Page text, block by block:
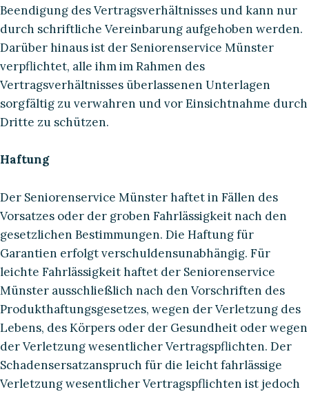
Beendigung des Vertragsverhältnisses und kann nur
durch schriftliche Vereinbarung aufgehoben werden.
Darüber hinaus ist der Seniorenservice Münster
verpflichtet, alle ihm im Rahmen des
Vertragsverhältnisses überlassenen Unterlagen
sorgfältig zu verwahren und vor Einsichtnahme durch
Dritte zu schützen.
Haftung
Der Seniorenservice Münster haftet in Fällen des
Vorsatzes oder der groben Fahrlässigkeit nach den
gesetzlichen Bestimmungen. Die Haftung für
Garantien erfolgt verschuldensunabhängig. Für
leichte Fahrlässigkeit haftet der Seniorenservice
Münster ausschließlich nach den Vorschriften des
Produkthaftungsgesetzes, wegen der Verletzung des
Lebens, des Körpers oder der Gesundheit oder wegen
der Verletzung wesentlicher Vertragspflichten. Der
Schadensersatzanspruch für die leicht fahrlässige
Verletzung wesentlicher Vertragspflichten ist jedoch